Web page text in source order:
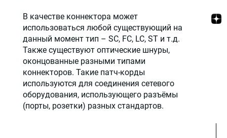
В качестве коннектора может
использоваться любой существующий на
данный момент тип – SC, FC, LC, ST и т.д.
Также существуют оптические шнуры,
оконцованные разными типами
коннекторов. Такие патч-корды
используются для соединения сетевого
оборудования, использующего разъёмы
(порты, розетки) разных стандартов.